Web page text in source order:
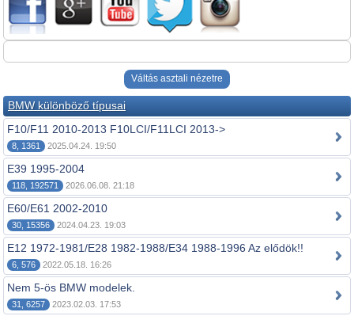
Váltás asztali nézetre
BMW különböző típusai
F10/F11 2010-2013 F10LCI/F11LCI 2013->
8, 1361 2025.04.24. 19:50
E39 1995-2004
118, 192571 2026.06.08. 21:18
E60/E61 2002-2010
30, 15356 2024.04.23. 19:03
E12 1972-1981/E28 1982-1988/E34 1988-1996 Az elődök!!
6, 576 2022.05.18. 16:26
Nem 5-ös BMW modelek.
31, 6257 2023.02.03. 17:53